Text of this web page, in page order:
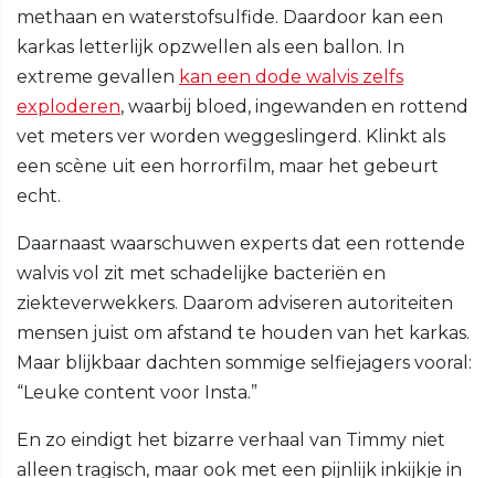
methaan en waterstofsulfide. Daardoor kan een
karkas letterlijk opzwellen als een ballon. In
extreme gevallen kan een dode walvis zelfs
exploderen, waarbij bloed, ingewanden en rottend
vet meters ver worden weggeslingerd. Klinkt als
een scène uit een horrorfilm, maar het gebeurt
echt.
Daarnaast waarschuwen experts dat een rottende
walvis vol zit met schadelijke bacteriën en
ziekteverwekkers. Daarom adviseren autoriteiten
mensen juist om afstand te houden van het karkas.
Maar blijkbaar dachten sommige selfiejagers vooral:
“Leuke content voor Insta.”
En zo eindigt het bizarre verhaal van Timmy niet
alleen tragisch, maar ook met een pijnlijk inkijkje in